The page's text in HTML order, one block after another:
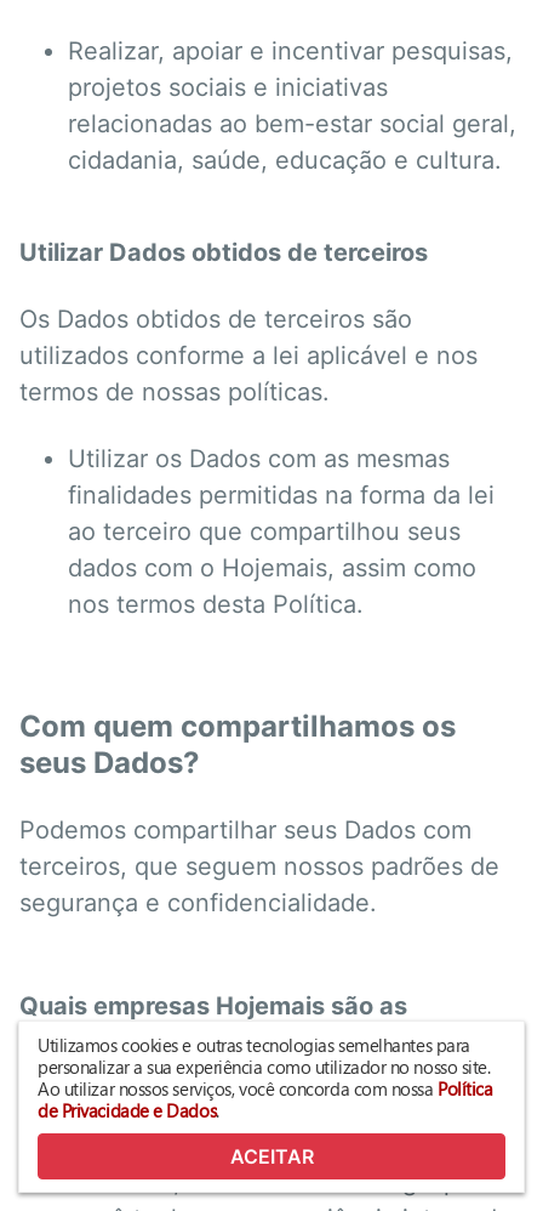
Realizar, apoiar e incentivar pesquisas,
projetos sociais e iniciativas
relacionadas ao bem-estar social geral,
cidadania, saúde, educação e cultura.
Utilizar Dados obtidos de terceiros
Os Dados obtidos de terceiros são
utilizados conforme a lei aplicável e nos
termos de nossas políticas.
Utilizar os Dados com as mesmas
finalidades permitidas na forma da lei
ao terceiro que compartilhou seus
dados com o Hojemais, assim como
nos termos desta Política.
Com quem compartilhamos os
seus Dados?
Podemos compartilhar seus Dados com
terceiros, que seguem nossos padrões de
segurança e confidencialidade.
Quais empresas Hojemais são as
controladoras dos seus Dados
Hojemais é composto por uma rede de
franqueados que compartilham entre si
infraestrutura, sistemas e tecnologia para
Utilizamos cookies e outras tecnologias semelhantes para
personalizar a sua experiência como utilizador no nosso site.
Ao utilizar nossos serviços, você concorda com nossa Política
de Privacidade e Dados.
ACEITAR